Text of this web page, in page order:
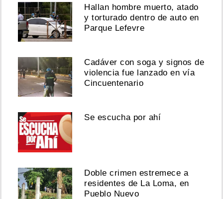
Hallan hombre muerto, atado
y torturado dentro de auto en
Parque Lefevre
Cadáver con soga y signos de
violencia fue lanzado en vía
Cincuentenario
Se escucha por ahí
Doble crimen estremece a
residentes de La Loma, en
Pueblo Nuevo